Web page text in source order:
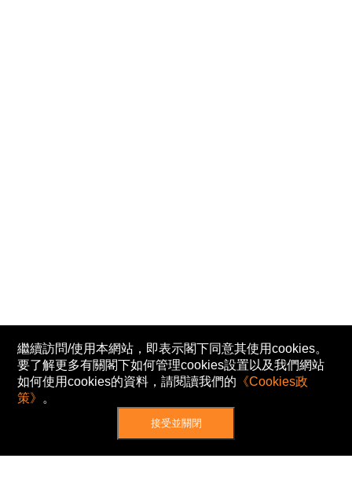
繼續訪問/使用本網站，即表示閣下同意其使用cookies。
要了解更多有關閣下如何管理cookies設置以及我們網站
如何使用cookies的資料，請閱讀我們的 《Cookies政
策》 。
接受並關閉